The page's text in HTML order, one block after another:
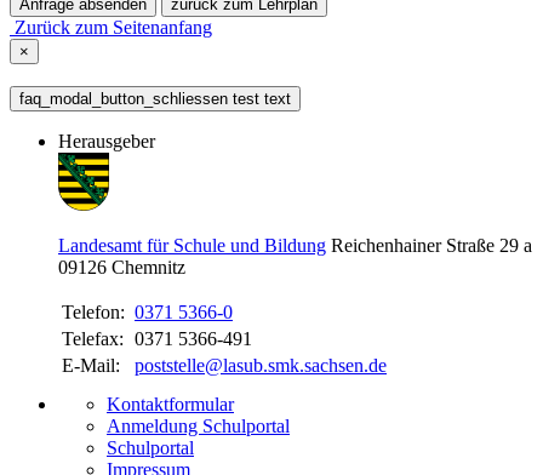
Anfrage absenden zurück zum Lehrplan
Zurück zum Seitenanfang
×
faq_modal_button_schliessen test text
Herausgeber
Landesamt für Schule und Bildung Reichenhainer Straße 29 a
09126 Chemnitz
Telefon: 0371 5366-0
Telefax: 0371 5366-491
E-Mail:
poststelle@lasub.smk.sachsen.de
Kontaktformular
Anmeldung Schulportal
Schulportal
Impressum